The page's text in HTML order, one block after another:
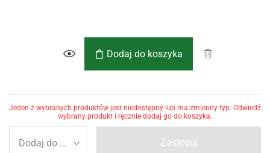
Dodaj do koszyka
Jeden z wybranych produktów jest niedostępny lub ma zmienny typ. Odwiedź
wybrany produkt i ręcznie dodaj go do koszyka.
Zastosuj